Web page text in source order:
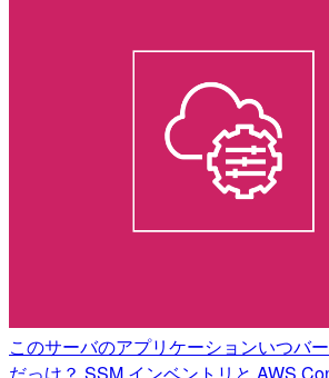
このサーバのアプリケーションいつバ
だっけ？ SSM インベントリと AWS